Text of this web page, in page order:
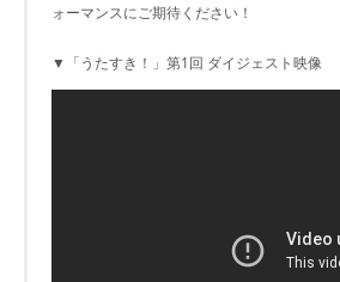
ォーマンスにご期待ください！
▼「うたすき！」第1回 ダイジェスト映像